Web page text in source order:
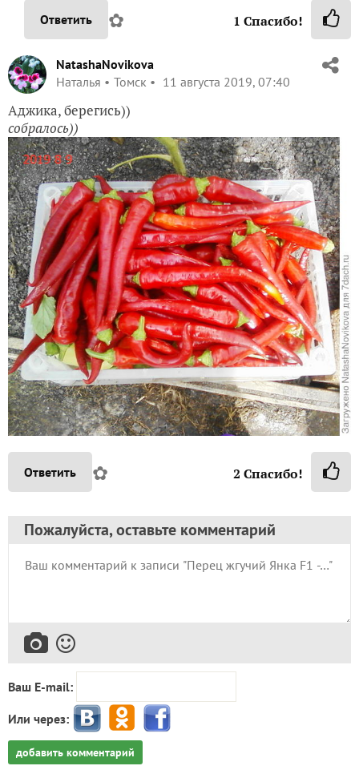
Ответить ✿ 1 Спасибо!
NatashaNovikova
Наталья
Томск 11 августа 2019, 07:40
Аджика, берегись))
собралось))
Ответить ✿ 2 Спасибо!
Пожалуйста, оставьте комментарий
Ваш E-mail:
Или через:
добавить комментарий